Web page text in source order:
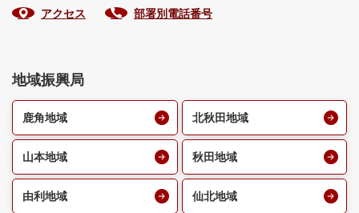
アクセス 部署別電話番号
地域振興局
鹿角地域 北秋田地域
山本地域 秋田地域
由利地域 仙北地域